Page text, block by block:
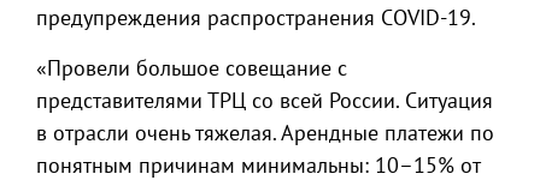
предупреждения распространения COVID-19.
«Провели большое совещание с
представителями ТРЦ со всей России. Ситуация
в отрасли очень тяжелая. Арендные платежи по
понятным причинам минимальны: 10–15% от